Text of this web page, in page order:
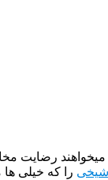
رضایت
شیخی را که خیلی